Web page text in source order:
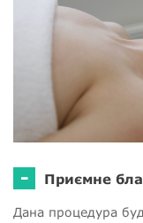
- Приємне
Дана процедура